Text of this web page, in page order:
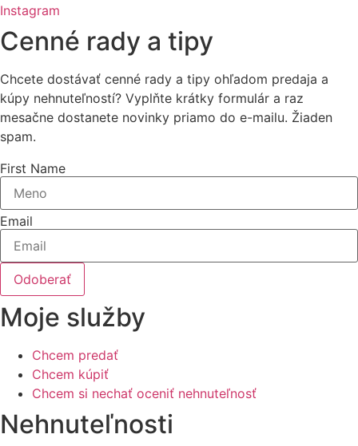
Instagram
Cenné rady a tipy
Chcete dostávať cenné rady a tipy ohľadom predaja a
kúpy nehnuteľností? Vyplňte krátky formulár a raz
mesačne dostanete novinky priamo do e-mailu. Žiaden
spam.
First Name
Email
Odoberať
Moje služby
Chcem predať
Chcem kúpiť
Chcem si nechať oceniť nehnuteľnosť
Nehnuteľnosti